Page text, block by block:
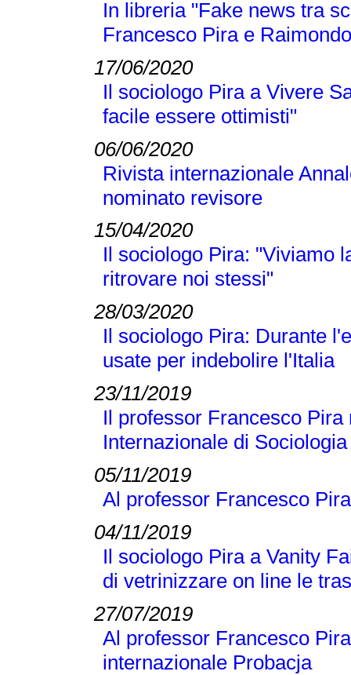
In libreria "Fake news tra
Francesco Pira e
17/06/2020
Il sociologo Pira a Vivere
facile essere ottimisti"
06/06/2020
Rivista internazionale
nominato revisore
15/04/2020
Il sociologo Pira: "Viviamo
ritrovare noi stessi"
28/03/2020
Il sociologo Pira: Durante
usate per indebolire l'Italia
23/11/2019
Il professor Francesco
Internazionale di
05/11/2019
Al professor Francesco
04/11/2019
Il sociologo Pira a Vanity
di vetrinizzare on line le
27/07/2019
Al professor Francesco
internazionale Probacja